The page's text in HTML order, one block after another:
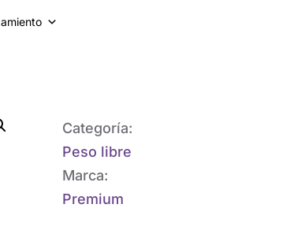
Categoría:
Peso libre
Marca:
Premium